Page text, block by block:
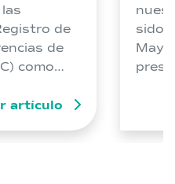
de
de
como
seartículo
sido